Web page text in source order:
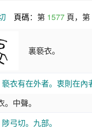
頁碼：第 1577 頁，第
裏褻衣。
褻衣有在外者。衷則在內
。中聲。
陟弓切。九部。